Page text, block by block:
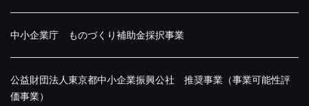
中小企業庁 ものづくり補助金採択事業
公益財団法人東京都中小企業振興公社 推奨事業（事業可能性評
価事業）